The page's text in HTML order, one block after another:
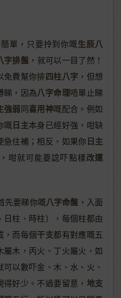
單，只要拎到你嘅生辰八
字排盤 ，就可以一目了然！
免費幫你排四柱八字 ，但想
睇，因為八字命理唔單止睇
強弱同喜用神嘅配合。例如
嘅日主本身已經好強，咁缺
急住補；相反，如果你 日主
咁就可能要諗吓點樣改運
先要睇你嘅八字命盤 ，入面
柱、時柱），每個柱都由
，而每個干支都有對應嘅五
屬木，丙火、丁火屬火，如
以數吓金、木、水、火、
好少。不過要留意， 地支